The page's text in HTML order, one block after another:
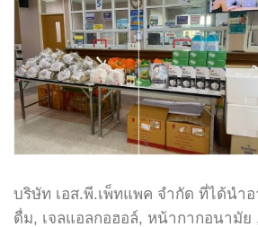
บริษัท เอส.พี.เพ็ทแพค จำกัด ที่ได้นำอ
ดื่ม, เจลแอลกอฮอล์, หน้ากากอนามัย